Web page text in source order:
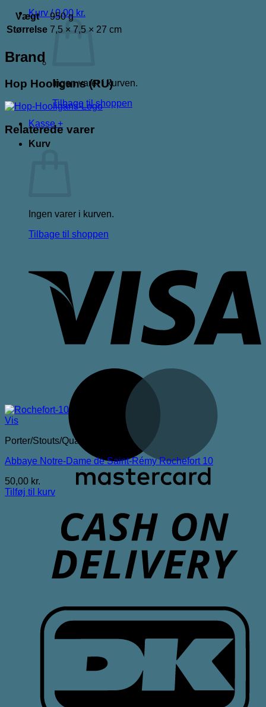
Kurv /0,00 kr.
Ingen varer i kurven.
Tilbage til shoppen
Kasse +
Kurv
Ingen varer i kurven.
Tilbage til shoppen
Vægt
950 g
Størrelse 7,5 × 7,5 × 27 cm
Brand
Hop Hooligans (RU)
Relaterede varer
Vis
Porter/Stouts/Quadrupel
Abbaye Notre-Dame de Saint-Rémy Rochefort 10
50,00 kr.
Tilføj til kurv